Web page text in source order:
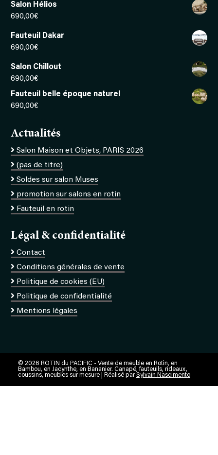
Salon Hélios
690,00€
Fauteuil Dakar
690,00€
Salon Chillout
690,00€
Fauteuil belle époque naturel
690,00€
Actualités
Salon Maison et Objets, PARIS 2026
(pas de titre)
Soldes sur salon Muses
promotion sur salons en rotin
Fauteuil en rotin
Légal & confidentialité
Contact
Conditions générales de vente
Politique de cookies (EU)
Politique de confidentialité
Mentions légales
© 2026 ROTIN du PACIFIC - Vente de meuble en Rotin, en
Bambou, en Jacynthe, en Bananier. Canapé, fauteuils, rideaux,
coussins, meubles sur mesure | Réalisé parSylvain Nascimento